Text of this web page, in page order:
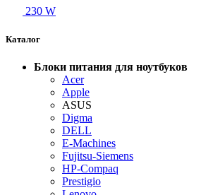
230 W
Каталог
Блоки питания для ноутбуков
Acer
Apple
ASUS
Digma
DELL
E-Machines
Fujitsu-Siemens
HP-Compaq
Prestigio